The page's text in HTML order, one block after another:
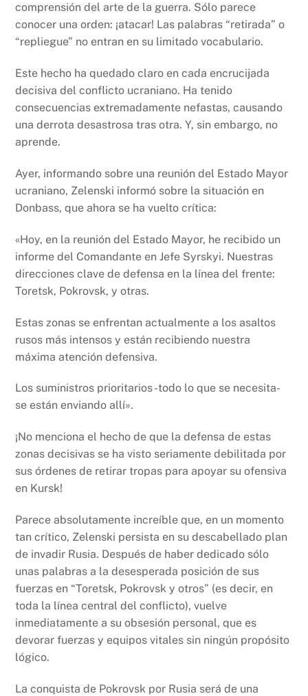
comprensión del arte de la guerra. Sólo parece
conocer una orden: ¡atacar! Las palabras “retirada” o
“repliegue” no entran en su limitado vocabulario.
Este hecho ha quedado claro en cada encrucijada
decisiva del conflicto ucraniano. Ha tenido
consecuencias extremadamente nefastas, causando
una derrota desastrosa tras otra. Y, sin embargo, no
aprende.
Ayer, informando sobre una reunión del Estado Mayor
ucraniano, Zelenski informó sobre la situación en
Donbass, que ahora se ha vuelto crítica:
«Hoy, en la reunión del Estado Mayor, he recibido un
informe del Comandante en Jefe Syrskyi. Nuestras
direcciones clave de defensa en la línea del frente:
Toretsk, Pokrovsk, y otras.
Estas zonas se enfrentan actualmente a los asaltos
rusos más intensos y están recibiendo nuestra
máxima atención defensiva.
Los suministros prioritarios -todo lo que se necesita-
se están enviando allí».
¡No menciona el hecho de que la defensa de estas
zonas decisivas se ha visto seriamente debilitada por
sus órdenes de retirar tropas para apoyar su ofensiva
en Kursk!
Parece absolutamente increíble que, en un momento
tan crítico, Zelenski persista en su descabellado plan
de invadir Rusia. Después de haber dedicado sólo
unas palabras a la desesperada posición de sus
fuerzas en “Toretsk, Pokrovsk y otros” (es decir, en
toda la línea central del conflicto), vuelve
inmediatamente a su obsesión personal, que es
devorar fuerzas y equipos vitales sin ningún propósito
lógico.
La conquista de Pokrovsk por Rusia será de una